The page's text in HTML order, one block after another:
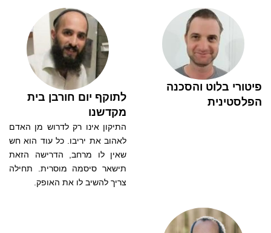
פיטורי בלוט והסכנה
הפלסטינית
לתוקף יום חורבן בית
מקדשנו
התיקון אינו רק לדרוש מן האדם
לאהוב את יריבו. כל עוד הוא חש
שאין לו מרחב, הדרישה הזאת
תישאר סיסמה מוסרית. תחילה
צריך להשיב לו את האופק.